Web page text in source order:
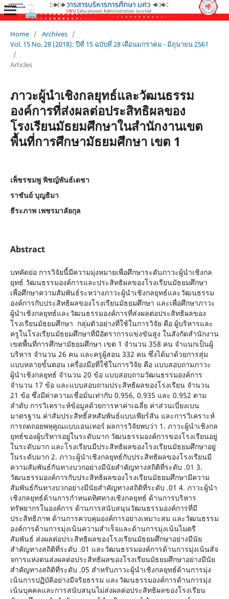
Home / Archives /
Vol. 15 No. 28 (2018): ปีที่ 15 ฉบับที่ 28 เดือนมกราคม - มิถุนายน 2561
/
Articles
ภาวะผู้นำเชิงกลยุทธ์และวัฒนธรรม
องค์การที่ส่งผลต่อประสิทธิผลของ
โรงเรียนมัธยมศึกษาในสำนักงานเขต
พื้นที่การศึกษามัธยมศึกษา เขต 1
เพ็ชรชมพู พิชญ์พันธ์เดชา
ราชันย์ บุญธิมา
ธีระภาพ เพชรมาลัยกุล
Abstract
บทคัดย่อ การวิจัยนี้มีความมุ่งหมายเพื่อศึกษาระดับภาวะผู้นำเชิงกล
ยุทธ์ วัฒนธรรมองค์การและประสิทธิผลของโรงเรียนมัธยมศึกษา
เพื่อศึกษาความสัมพันธ์ระหว่างภาวะผู้นำเชิงกลยุทธ์และวัฒนธรรม
องค์การกับประสิทธิผลของโรงเรียนมัธยมศึกษา และเพื่อศึกษาภาวะ
ผู้นำเชิงกลยุทธ์และวัฒนธรรมองค์การที่ส่งผลต่อประสิทธิผลของ
โรงเรียนมัธยมศึกษา กลุ่มตัวอย่างที่ใช้ในการวิจัย คือ ผู้บริหารและ
ครูในโรงเรียนมัธยมศึกษาที่มีอัตราการแข่งขันสูง ในสังกัดสำนักงาน
เขตพื้นที่การศึกษามัธยมศึกษา เขต 1 จำนวน 358 คน จำแนกเป็นผู้
บริหาร จำนวน 26 คน และครูผู้สอน 332 คน ซึ่งได้มาด้วยการสุ่ม
แบบหลายขั้นตอน เครื่องมือที่ใช้ในการวิจัย คือ แบบสอบถามภาวะ
ผู้นำเชิงกลยุทธ์ จำนวน 20 ข้อ แบบสอบถามวัฒนธรรมองค์การ
จำนวน 17 ข้อ และแบบสอบถามประสิทธิผลของโรงเรียน จำนวน
21 ข้อ ซึ่งมีค่าความเชื่อมั่นเท่ากับ 0.956, 0.935 และ 0.952 ตาม
ลำดับ การวิเคราะห์ข้อมูลด้วยการหาค่าเฉลี่ย ค่าส่วนเบี่ยงเบน
มาตรฐาน ค่าสัมประสิทธิ์สหสัมพันธ์แบบเพียร์สัน และการวิเคราะห์
การถดถอยพหุคูณแบบเอนเทอร์ ผลการวิจัยพบว่า 1. ภาวะผู้นำเชิงกล
ยุทธ์ของผู้บริหารอยู่ในระดับมาก วัฒนธรรมองค์การของโรงเรียนอยู่
ในระดับมาก และโรงเรียนมีประสิทธิผลของโรงเรียนมัธยมศึกษาอยู่
ในระดับมาก 2. ภาวะผู้นำเชิงกลยุทธ์กับประสิทธิผลของโรงเรียนมี
ความสัมพันธ์กันทางบวกอย่างมีนัยสำคัญทางสถิติที่ระดับ .01 3.
วัฒนธรรมองค์การกับประสิทธิผลของโรงเรียนมัธยมศึกษามีความ
สัมพันธ์กันทางบวกอย่างมีนัยสำคัญทางสถิติที่ระดับ .01 4. ภาวะผู้นำ
เชิงกลยุทธ์ด้านการกำหนดทิศทางเชิงกลยุทธ์ ด้านการบริหาร
ทรัพยากรในองค์การ ด้านการสนับสนุนวัฒนธรรมองค์การที่มี
ประสิทธิภาพ ด้านการควบคุมองค์การอย่างเหมาะสม และวัฒนธรรม
องค์การด้านการมุ่งเน้นความสำเร็จและด้านการมุ่งเน้นไมตรี
สัมพันธ์ ส่งผลต่อประสิทธิผลของโรงเรียนมัธยมศึกษาอย่างมีนัย
สำคัญทางสถิติที่ระดับ .01 และวัฒนธรรมองค์การด้านการมุ่งเน้นสัจ
จการแห่งตนส่งผลต่อประสิทธิผลของโรงเรียนมัธยมศึกษาอย่างมีนัย
สำคัญทางสถิติที่ระดับ .05 สำหรับภาวะผู้นำเชิงกลยุทธ์ด้านการมุ่ง
เน้นการปฏิบัติอย่างมีจริยธรรม และวัฒนธรรมองค์การด้านการมุ่ง
เน้นบุคคลและการสนับสนุนไม่ส่งผลต่อประสิทธิผลของโรงเรียน